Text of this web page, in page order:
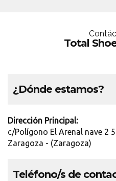
Total
¿Dónde estamos?
Dirección Principal:
c/Polígono El Arenal nave 2
Zaragoza - (Zaragoza)
Teléfono/s de